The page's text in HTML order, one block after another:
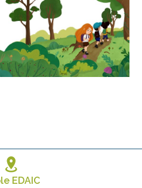
EDAIC